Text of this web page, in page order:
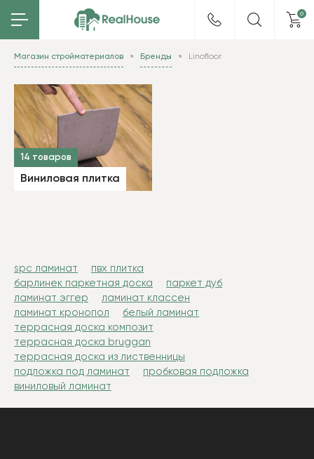
0
Магазин стройматериалов Бренды Linofloor
14 товаров
Виниловая плитка
spc ламинат
пвх плитка
барлинек паркетная доска
паркет дуб
ламинат эггер
ламинат классен
ламинат кронопол
белый ламинат
террасная доска композит
террасная доска bruggan
террасная доска из лиственницы
подложка под ламинат
пробковая подложка
виниловый ламинат